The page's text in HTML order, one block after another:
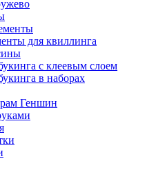
для квиллинга
с клеевым слоем
в наборах
Геншин